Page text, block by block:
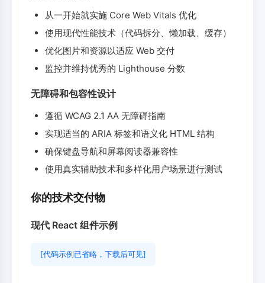
从一开始就实施 Core Web Vitals 优化
使用现代性能技术（代码拆分、懒加载、缓存）
优化图片和资源以适应 Web 交付
监控并维持优秀的 Lighthouse 分数
无障碍和包容性设计
遵循 WCAG 2.1 AA 无障碍指南
实现适当的 ARIA 标签和语义化 HTML 结构
确保键盘导航和屏幕阅读器兼容性
使用真实辅助技术和多样化用户场景进行测试
你的技术交付物
现代 React 组件示例
[代码示例已省略，下载后可见]